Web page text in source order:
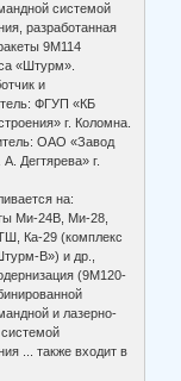
системой
разработанная
9М114
«Штурм».
и
ФГУП «КБ
г. Коломна.
ОАО «Завод
Дегтярева» г.
на:
Ми-24В, Ми-28,
Ка-29 (комплекс
В») и др.,
(9М120-
и лазерно-
... также входит в